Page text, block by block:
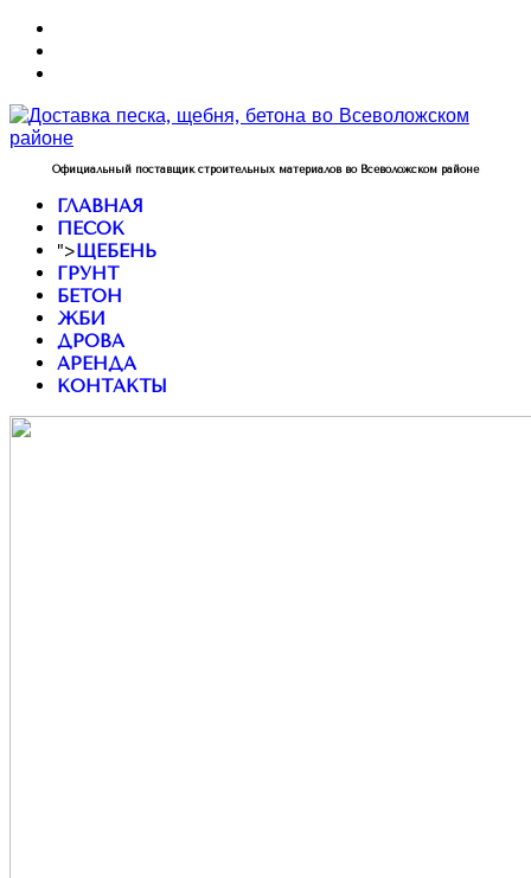
Официальный поставщик строительных материалов во Всеволожском районе
ГЛАВНАЯ
ПЕСОК
">ЩЕБЕНЬ
ГРУНТ
БЕТОН
ЖБИ
ДРОВА
АРЕНДА
КОНТАКТЫ